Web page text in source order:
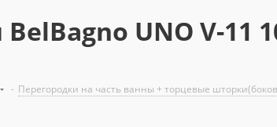
UNO V-11
- Перегородки на часть ванны + торцевые